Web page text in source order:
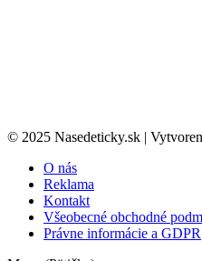
© 2025 Nasedeticky.sk |
O nás
Reklama
Kontakt
Všeobecné obchodné
Právne informácie a GDPR